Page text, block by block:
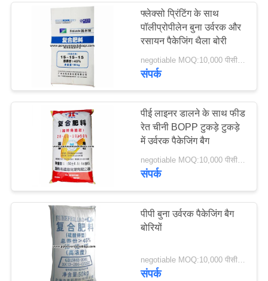
सीमेंट पैकिंग बैग
5
पशु चारा बैग
18
फ्लेक्सो प्रिंटिंग के साथ
पॉलीप्रोपीलेन बुना उर्वरक और
रसायन पैकेजिंग थैला बोरी
negotiable MOQ:10,000 पीसीएस
संपर्क
पीई लाइनर डालने के साथ फीड
रेत चीनी BOPP टुकड़े टुकड़े
में उर्वरक पैकेजिंग बैग
negotiable MOQ:10,000 पीसीएस
संपर्क
पीपी बुना उर्वरक पैकेजिंग बैग
बोरियों
negotiable MOQ:10,000 पीसीएस
संपर्क